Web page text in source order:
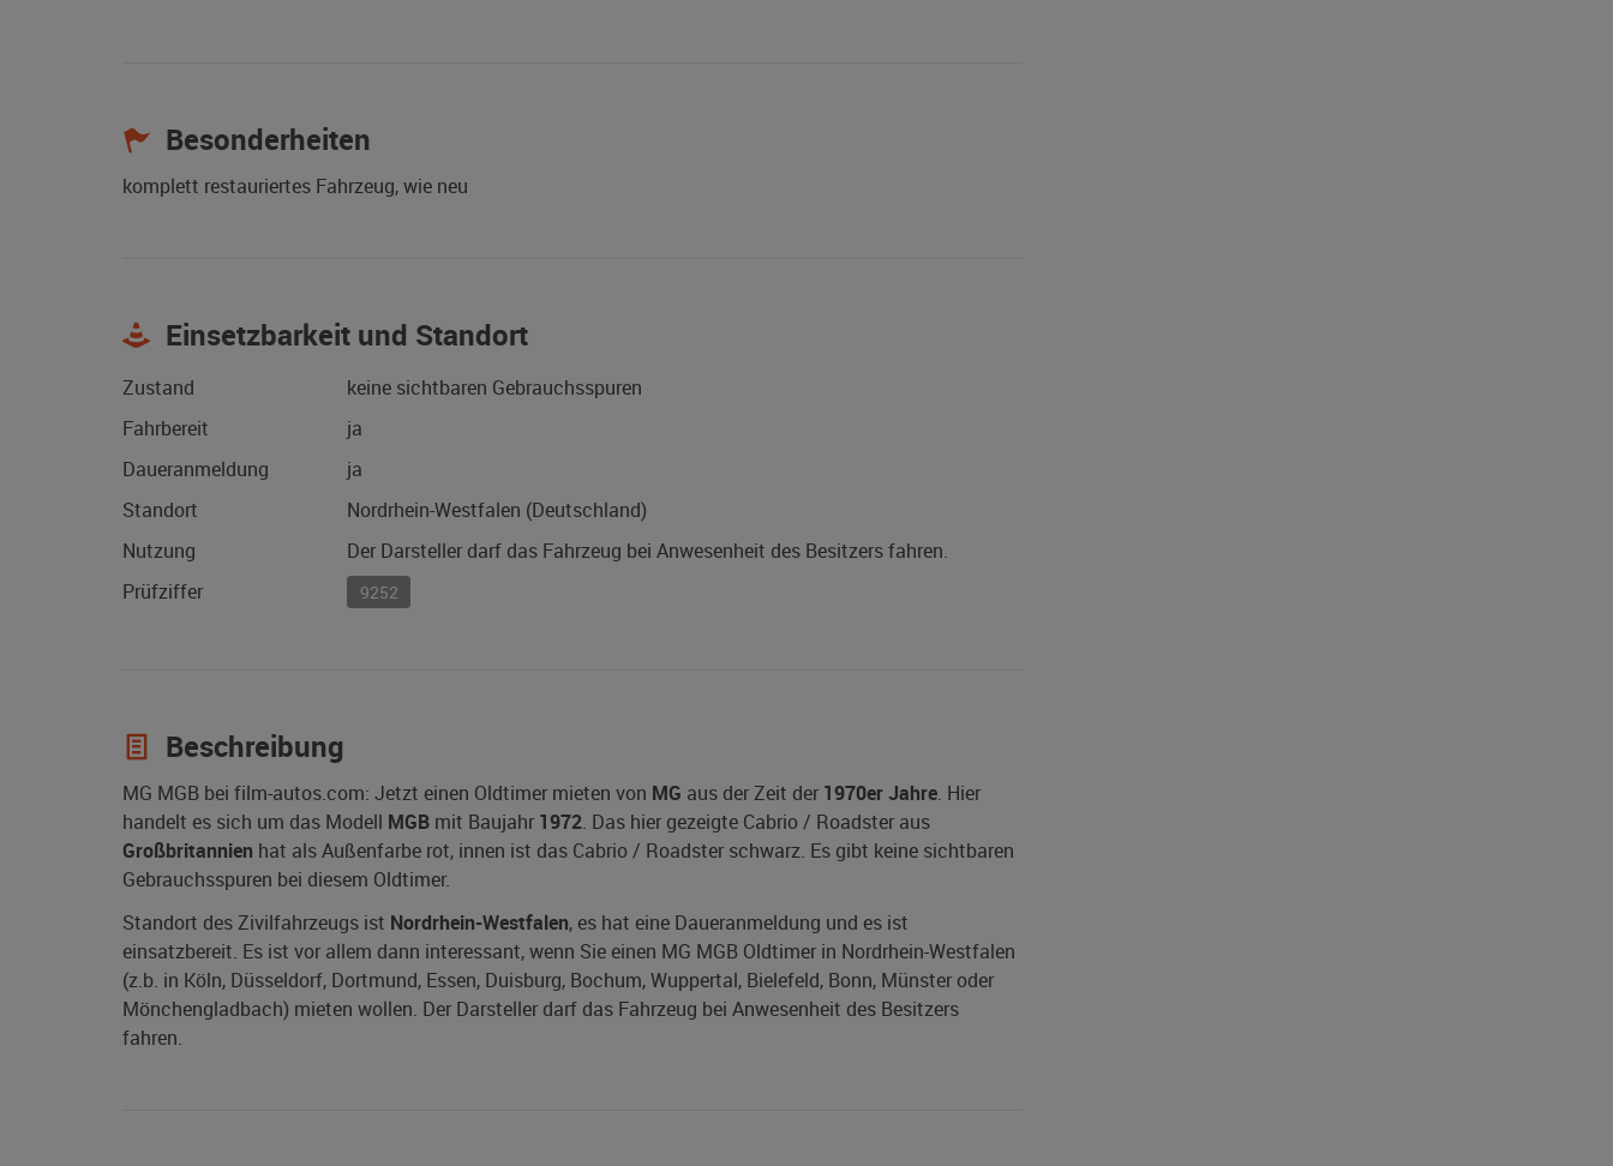
Besonderheiten
komplett restauriertes Fahrzeug, wie neu
Einsetzbarkeit und Standort
Zustand
keine sichtbaren Gebrauchsspuren
Fahrbereit
ja
Daueranmeldung
ja
Standort
Nordrhein-Westfalen (Deutschland)
Nutzung
Der Darsteller darf das Fahrzeug bei Anwesenheit des Besitzers fahren.
Prüfziffer
9252
Beschreibung
MG MGB bei film-autos.com: Jetzt einen Oldtimer mieten von MG aus der Zeit der 1970er Jahre. Hier
handelt es sich um das Modell MGB mit Baujahr 1972. Das hier gezeigte Cabrio / Roadster aus
Großbritannien hat als Außenfarbe rot, innen ist das Cabrio / Roadster schwarz. Es gibt keine sichtbaren
Gebrauchsspuren bei diesem Oldtimer.
Standort des Zivilfahrzeugs ist Nordrhein-Westfalen, es hat eine Daueranmeldung und es ist
einsatzbereit. Es ist vor allem dann interessant, wenn Sie einen MG MGB Oldtimer in Nordrhein-Westfalen
(z.b. in Köln, Düsseldorf, Dortmund, Essen, Duisburg, Bochum, Wuppertal, Bielefeld, Bonn, Münster oder
Mönchengladbach) mieten wollen. Der Darsteller darf das Fahrzeug bei Anwesenheit des Besitzers
fahren.